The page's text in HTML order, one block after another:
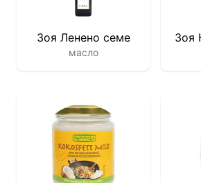
Зоя Ленено семе
масло
Зоя